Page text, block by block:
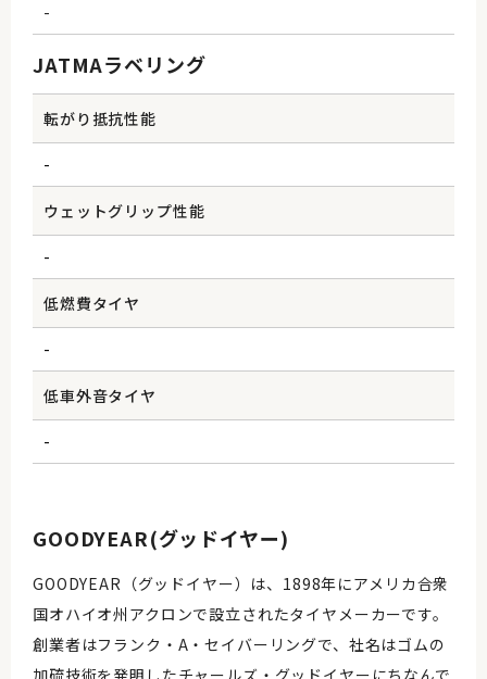
-
JATMAラベリング
転がり抵抗性能
-
ウェットグリップ性能
-
低燃費タイヤ
-
低車外音タイヤ
-
GOODYEAR(グッドイヤー)
GOODYEAR（グッドイヤー）は、1898年にアメリカ合衆
国オハイオ州アクロンで設立されたタイヤメーカーです。
創業者はフランク・A・セイバーリングで、社名はゴムの